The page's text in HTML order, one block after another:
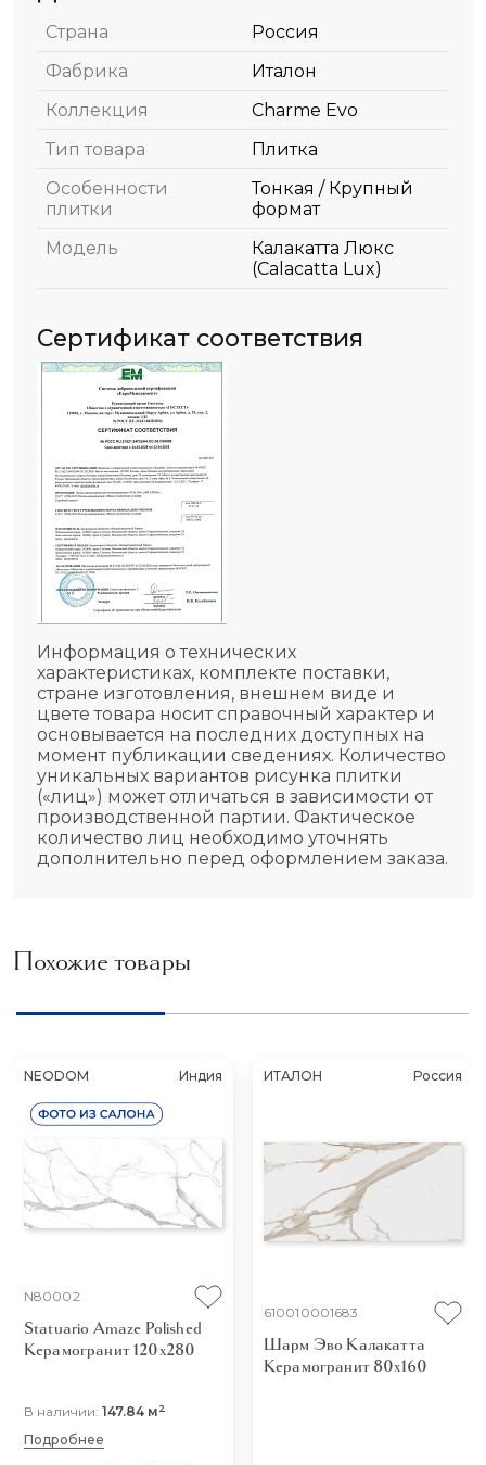
Страна
Россия
Фабрика
Италон
Коллекция
Charme Evo
Тип товара
Плитка
Особенности
плитки
Тонкая / Крупный
формат
Модель
Калакатта Люкс
(Calacatta Lux)
Сертификат соответствия
Информация о технических
характеристиках, комплекте поставки,
стране изготовления, внешнем виде и
цвете товара носит справочный характер и
основывается на последних доступных на
момент публикации сведениях. Количество
уникальных вариантов рисунка плитки
(«лиц») может отличаться в зависимости от
производственной партии. Фактическое
количество лиц необходимо уточнять
дополнительно перед оформлением заказа.
Похожие товары
NEODOM Индия
N80002
Statuario Amaze Polished
Керамогранит 120x280
В наличии: 147.84 м2
Подробнее
ИТАЛОН Россия
610010001683
Шарм Эво Калакатта
Керамогранит 80x160